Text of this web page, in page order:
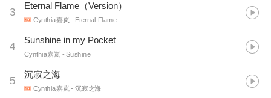
品：《沉寂之海》《坠于光》《Embers of the Night》《Eternal
Flame》《事后清晨》《故事后续》
3
Eternal Flame（Version）
Cynthia嘉岚- Eternal Flame
4
Sunshine in my Pocket
Cynthia嘉岚 - Sushine
5
沉寂之海
Cynthia嘉岚- 沉寂之海